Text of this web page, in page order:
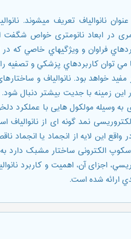
قطر کمتر از 100 نانومتر به عنوان نانوالیاف
در ابعاد نانومتری خواص شگفت
فراوان و ويژگيهاي خاصي كه در
توان كاربردهاي پزشكي و تصفيه را
مفيد خواهد بود. نانوالیاف و
زمینه با جدیت بیشتر دنبال
وسیله مولکول هایی با عملکرد
نمد گونه ای از
واقع این لایه از انجماد یا
الکترونی ساختار مشبک دارد به
اجزای آن، اهميت و کاربرد
ارائه شده است.